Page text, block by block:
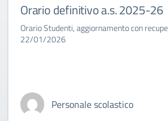
Orario definitivo a.s. 2025-26
Orario Studenti, aggiornamento con
22/01/2026
Personale scolastico